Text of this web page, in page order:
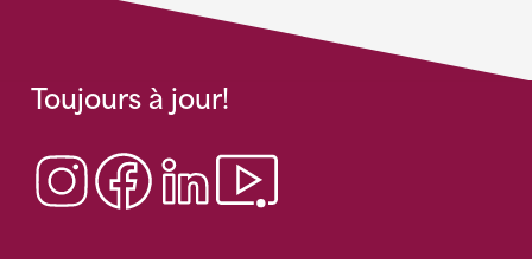
Toujours à jour!